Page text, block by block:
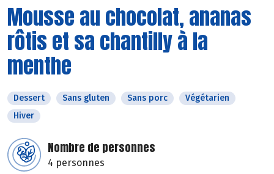
Mousse au chocolat, ananas
rôtis et sa chantilly à la
menthe
Dessert Sans gluten Sans porc
Végétarien
Hiver
Nombre de personnes
4 personnes